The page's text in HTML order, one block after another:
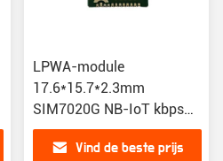
LPWA-module
17.6*15.7*2.3mm
SIM7020G NB-IoT kbps
126 DL /150 UL voor
toepassingen
Vind de beste prijs